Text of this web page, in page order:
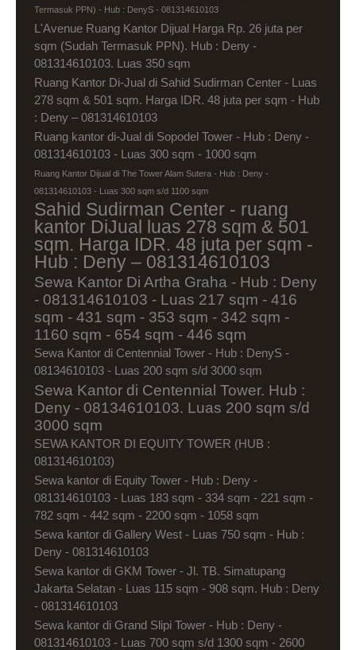
Termasuk PPN) - Hub : DenyS - 081314610103
L'Avenue Ruang Kantor Dijual Harga Rp. 26 juta per
sqm (Sudah Termasuk PPN). Hub : Deny -
081314610103. Luas 350 sqm
Ruang Kantor Di-Jual di Sahid Sudirman Center - Luas
278 sqm & 501 sqm. Harga IDR. 48 juta per sqm - Hub
: Deny – 081314610103
Ruang kantor di-Jual di Sopodel Tower - Hub : Deny -
081314610103 - Luas 300 sqm - 1000 sqm
Ruang Kantor Dijual di The Tower Alam Sutera - Hub : Deny -
081314610103 - Luas 300 sqm s/d 1100 sqm
Sahid Sudirman Center - ruang
kantor DiJual luas 278 sqm & 501
sqm. Harga IDR. 48 juta per sqm -
Hub : Deny – 081314610103
Sewa Kantor Di Artha Graha - Hub : Deny
- 081314610103 - Luas 217 sqm - 416
sqm - 431 sqm - 353 sqm - 342 sqm -
1160 sqm - 654 sqm - 446 sqm
Sewa Kantor di Centennial Tower - Hub : DenyS -
08134610103 - Luas 200 sqm s/d 3000 sqm
Sewa Kantor di Centennial Tower. Hub :
Deny - 08134610103. Luas 200 sqm s/d
3000 sqm
SEWA KANTOR DI EQUITY TOWER (HUB :
081314610103)
Sewa kantor di Equity Tower - Hub : Deny -
081314610103 - Luas 183 sqm - 334 sqm - 221 sqm -
782 sqm - 442 sqm - 2200 sqm - 1058 sqm
Sewa kantor di Gallery West - Luas 750 sqm - Hub :
Deny - 081314610103
Sewa kantor di GKM Tower - Jl. TB. Simatupang
Jakarta Selatan - Luas 115 sqm - 908 sqm. Hub : Deny
- 081314610103
Sewa kantor di Grand Slipi Tower - Hub : Deny -
081314610103 - Luas 700 sqm s/d 1300 sqm - 2600